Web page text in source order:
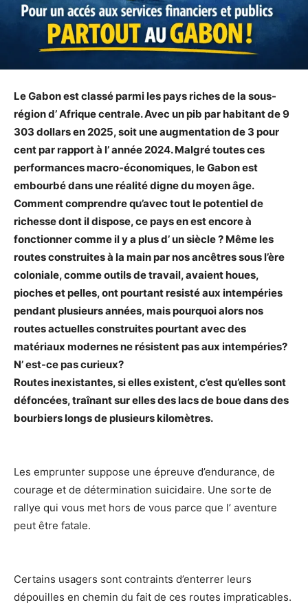
Le Gabon est classé parmi les pays riches de la sous-
région d’ Afrique centrale. Avec un pib par habitant de 9
303 dollars en 2025, soit une augmentation de 3 pour
cent par rapport à l’ année 2024. Malgré toutes ces
performances macro-économiques, le Gabon est
embourbé dans une réalité digne du moyen âge.
Comment comprendre qu’avec tout le potentiel de
richesse dont il dispose, ce pays en est encore à
fonctionner comme il y a plus d’ un siècle ? Même les
routes construites à la main par nos ancêtres sous l’ère
coloniale, comme outils de travail, avaient houes,
pioches et pelles, ont pourtant resisté aux intempéries
pendant plusieurs années, mais pourquoi alors nos
routes actuelles construites pourtant avec des
matériaux modernes ne résistent pas aux intempéries?
N’ est-ce pas curieux?
Routes inexistantes, si elles existent, c’est qu’elles sont
défoncées, traînant sur elles des lacs de boue dans des
bourbiers longs de plusieurs kilomètres.
Les emprunter suppose une épreuve d’endurance, de
courage et de détermination suicidaire. Une sorte de
rallye qui vous met hors de vous parce que l’ aventure
peut être fatale.
Certains usagers sont contraints d’enterrer leurs
dépouilles en chemin du fait de ces routes impraticables.